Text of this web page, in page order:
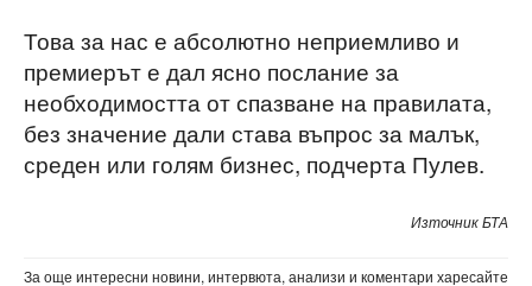
Това за нас е абсолютно неприемливо и
премиерът е дал ясно послание за
необходимостта от спазване на правилата,
без значение дали става въпрос за малък,
среден или голям бизнес, подчерта Пулев.
Източник БТА
За още интересни новини, интервюта, анализи и коментари харесайте